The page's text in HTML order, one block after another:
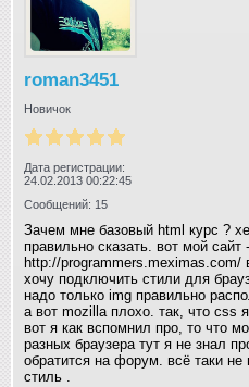
roman3451
Новичок
Дата регистрации:
24.02.2013 00:22:45
Сообщений: 15
Зачем мне базовый html курс ?
правильно сказать. вот мой сайт -
http://programmers.meximas.com/
хочу подключить стили для
надо только img правильно
а вот mozilla плохо. так, что css
вот я как вспомнил про, то что
разных браузера тут я не знал
обратится на форум. всё таки
стиль .